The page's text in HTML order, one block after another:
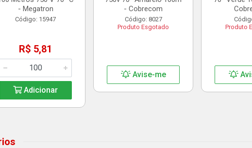
- Megatron
Código: 15947
R$ 5,81
Adicionar
- Cobrecom
Código: 8027
Produto Esgotado
Avise-me
Produto